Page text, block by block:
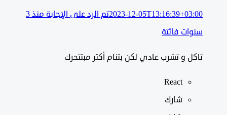
2023-12-05T13:16:39+03:00
تم الرد على الإجابة منذ 3
سنوات فائتة
تاكل و تشرب عادي لكن بتنام أكتر مبتتحرك
React
شارك